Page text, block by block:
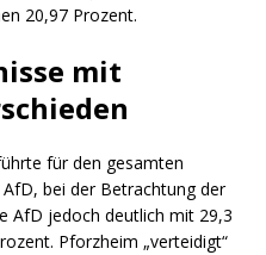
20,97 Prozent.
mit
für den gesamten
bei der Betrachtung der
AfD jedoch deutlich mit 29,3
Pforzheim „verteidigt“